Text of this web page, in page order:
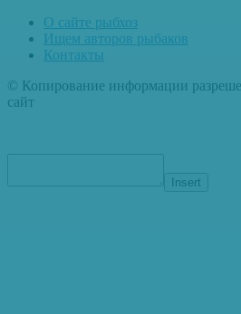
О сайте рыбхоз
Ищем авторов рыбаков
Контакты
© Копирование информации
сайт
Insert